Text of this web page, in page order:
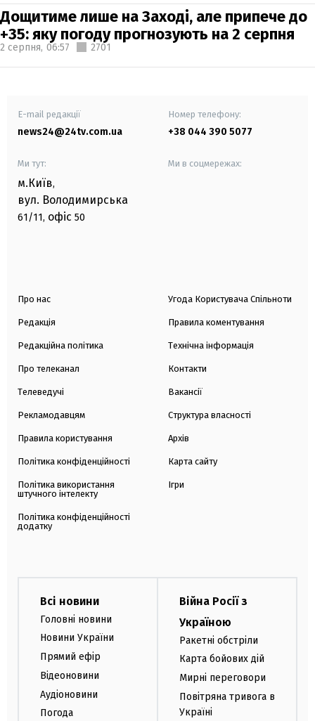
Дощитиме лише на Заході, але припече до
+35: яку погоду прогнозують на 2 серпня
2 серпня, 06:57 2701
E-mail редакції
news24@24tv.com.ua
Номер телефону:
+38 044 390 5077
Ми тут:
м.Київ,
вул. Володимирська
61/11, офіс 50
Ми в соцмережах:
Про нас
Редакція
Редакційна політика
Про телеканал
Телеведучі
Рекламодавцям
Правила користування
Політика конфіденційності
Політика використання
штучного інтелекту
Політика конфіденційності
додатку
Угода Користувача Спільноти
Правила коментування
Технічна інформація
Контакти
Вакансії
Структура власності
Архів
Карта сайту
Ігри
Всі новини
Головні новини
Новини України
Прямий ефір
Відеоновини
Аудіоновини
Погода
Війна Росії з
Україною
Ракетні обстріли
Карта бойових дій
Мирні переговори
Повітряна тривога в
Україні